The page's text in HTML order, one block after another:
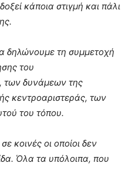
κάποια στιγμή και πάλι
δηλώνουμε τη συμμετοχή
του
των δυνάμεων της
κεντροαριστεράς, των
του τόπου.
κοινές οι οποίοι δεν
Όλα τα υπόλοιπα, που